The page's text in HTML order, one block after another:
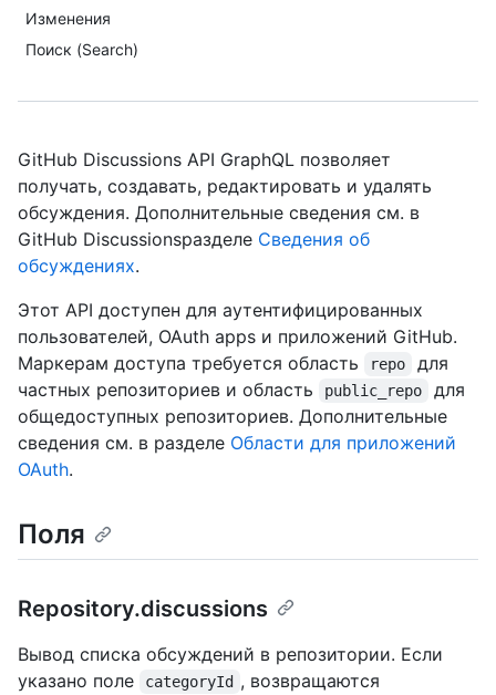
Изменения
Поиск (Search)
GitHub Discussions API GraphQL позволяет
получать, создавать, редактировать и удалять
обсуждения. Дополнительные сведения см. в
GitHub Discussionsразделе Сведения об
обсуждениях.
Этот API доступен для аутентифицированных
пользователей, OAuth apps и приложений GitHub.
Маркерам доступа требуется область
repo
для
частных репозиториев и область
public_repo
для
общедоступных репозиториев. Дополнительные
сведения см. в разделе Области для приложений
OAuth.
Поля
Repository.discussions
Вывод списка обсуждений в репозитории. Если
указано поле
categoryId , возвращаются